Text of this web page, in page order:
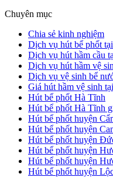
Chuyên mục
Chia sẻ kinh nghiệm
Dịch vụ hút bể phốt
Dịch vụ hút hầm cầu
Dịch vụ hút hầm vệ
Dịch vụ vệ sinh bể
Giá hút hầm vệ sinh
Hút bể phốt Hà Tĩnh
Hút bể phốt Hà Tĩnh
Hút bể phốt huyện
Hút bể phốt huyện
Hút bể phốt huyện
Hút bể phốt huyện
Hút bể phốt huyện
Hút bể phốt huyện